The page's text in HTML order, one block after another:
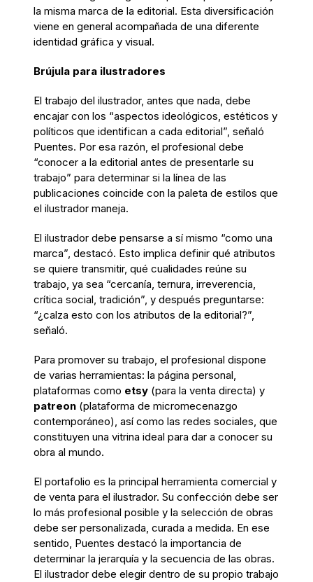
la misma marca de la editorial. Esta diversificación
viene en general acompañada de una diferente
identidad gráfica y visual.
Brújula para ilustradores
El trabajo del ilustrador, antes que nada, debe
encajar con los “aspectos ideológicos, estéticos y
políticos que identifican a cada editorial”, señaló
Puentes. Por esa razón, el profesional debe
“conocer a la editorial antes de presentarle su
trabajo” para determinar si la línea de las
publicaciones coincide con la paleta de estilos que
el ilustrador maneja.
El ilustrador debe pensarse a sí mismo “como una
marca”, destacó. Esto implica definir qué atributos
se quiere transmitir, qué cualidades reúne su
trabajo, ya sea “cercanía, ternura, irreverencia,
crítica social, tradición”, y después preguntarse:
“¿calza esto con los atributos de la editorial?”,
señaló.
Para promover su trabajo, el profesional dispone
de varias herramientas: la página personal,
plataformas como etsy (para la venta directa) y
patreon (plataforma de micromecenazgo
contemporáneo), así como las redes sociales, que
constituyen una vitrina ideal para dar a conocer su
obra al mundo.
El portafolio es la principal herramienta comercial y
de venta para el ilustrador. Su confección debe ser
lo más profesional posible y la selección de obras
debe ser personalizada, curada a medida. En ese
sentido, Puentes destacó la importancia de
determinar la jerarquía y la secuencia de las obras.
El ilustrador debe elegir dentro de su propio trabajo